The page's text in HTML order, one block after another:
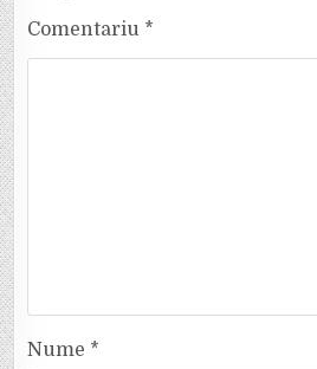
Comentariu *
Nume *